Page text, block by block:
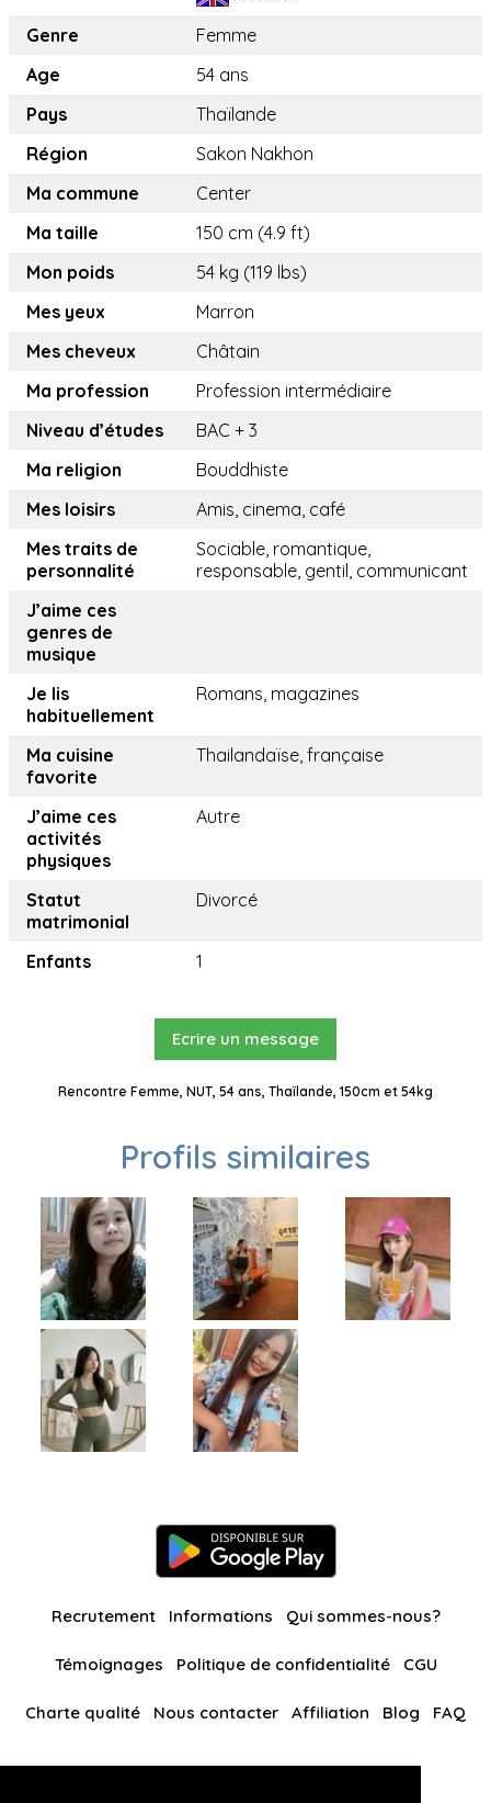
Genre
Femme
Age
54 ans
Pays
Thaïlande
Région
Sakon Nakhon
Ma commune
Center
Ma taille
150 cm (4.9 ft)
Mon poids
54 kg (119 lbs)
Mes yeux
Marron
Mes cheveux
Châtain
Ma profession
Profession intermédiaire
Niveau d’études
BAC + 3
Ma religion
Bouddhiste
Mes loisirs
Amis, cinema, café
Mes traits de
personnalité
Sociable, romantique,
responsable, gentil, communicant
J’aime ces
genres de
musique
Je lis
habituellement
Romans, magazines
Ma cuisine
favorite
Thailandaïse, française
J’aime ces
activités
physiques
Autre
Statut
matrimonial
Divorcé
Enfants 1
Ecrire un message
Rencontre Femme, NUT, 54 ans, Thaïlande, 150cm et 54kg
Profils similaires
Recrutement Informations Qui sommes-nous?
Témoignages Politique de confidentialité CGU
Charte qualité Nous contacter Affiliation Blog FAQ